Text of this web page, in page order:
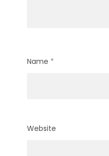
Name *
Website